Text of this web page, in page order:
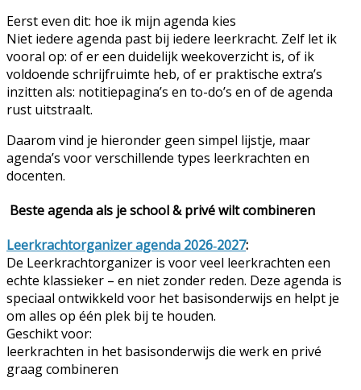
Eerst even dit: hoe ik mijn agenda kies
Niet iedere agenda past bij iedere leerkracht. Zelf let ik
vooral op: of er een duidelijk weekoverzicht is, of ik
voldoende schrijfruimte heb, of er praktische extra’s
inzitten als: notitiepagina’s en to-do’s en of de agenda
rust uitstraalt.
Daarom vind je hieronder geen simpel lijstje, maar
agenda’s voor verschillende types leerkrachten en
docenten.
Beste agenda als je school & privé wilt combineren
Leerkrachtorganizer agenda 2026‑2027:
De Leerkrachtorganizer is voor veel leerkrachten een
echte klassieker – en niet zonder reden. Deze agenda is
speciaal ontwikkeld voor het basisonderwijs en helpt je
om alles op één plek bij te houden.
Geschikt voor:
leerkrachten in het basisonderwijs die werk en privé
graag combineren